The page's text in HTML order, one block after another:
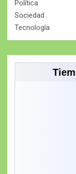
Política
Sociedad
Tecnología